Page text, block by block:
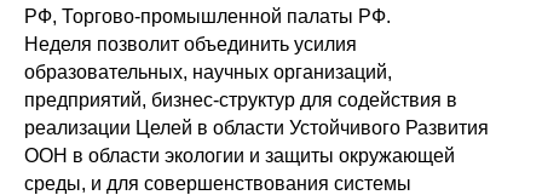
РФ, Торгово-промышленной палаты РФ.
Неделя позволит объединить усилия
образовательных, научных организаций,
предприятий, бизнес-структур для содействия в
реализации Целей в области Устойчивого Развития
ООН в области экологии и защиты окружающей
среды, и для совершенствования системы